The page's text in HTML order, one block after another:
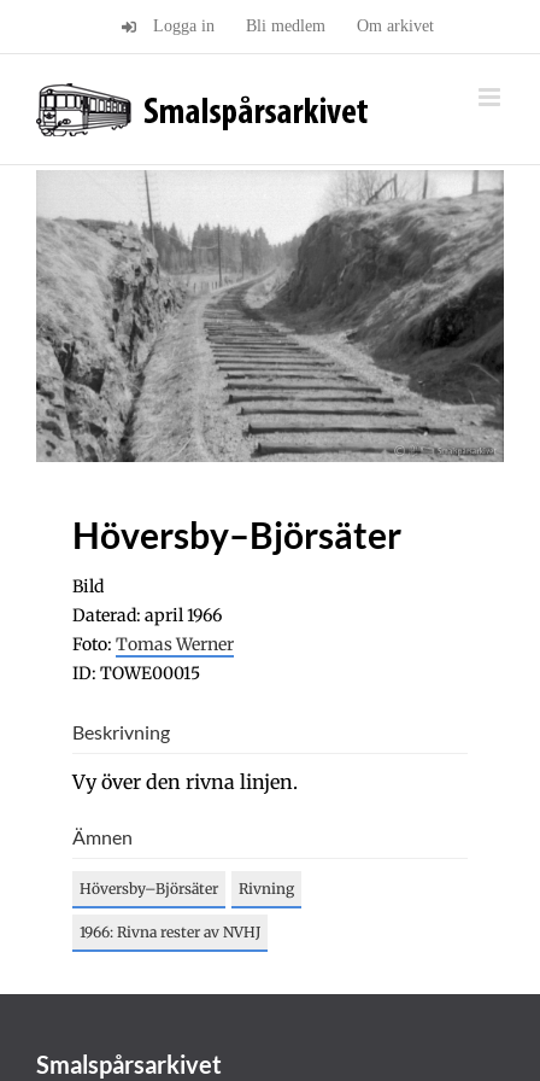
Logga in Bli medlem Om arkivet
Höversby–Björsäter
Bild
Daterad: april 1966
Foto: Tomas Werner
ID: TOWE00015
Beskrivning
Vy över den rivna linjen.
Ämnen
Höversby–Björsäter Rivning
1966: Rivna rester av NVHJ
Smalspårsarkivet